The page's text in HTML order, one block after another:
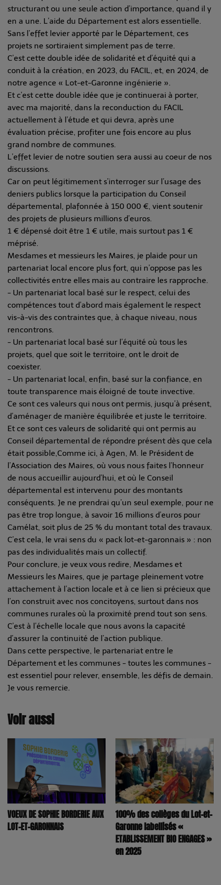
structurant ou une seule action d’importance, quand il y
en a une. L’aide du Département est alors essentielle.
Sans l’effet levier apporté par le Département, ces
projets ne sortiraient simplement pas de terre.
C’est cette double idée de solidarité et d’équité qui a
conduit à la création, en 2023, du FACIL, et, en 2024, de
notre agence « Lot-et-Garonne ingénierie ».
Et c’est cette double idée que je continuerai à porter,
avec ma majorité, dans la reconduction du FACIL
actuellement à l’étude et qui devra, après une
évaluation précise, profiter une fois encore au plus
grand nombre de communes.
L’effet levier de notre soutien sera aussi au coeur de nos
discussions.
Car on peut légitimement s’interroger sur l’usage des
deniers publics lorsque la participation du Conseil
départemental, plafonnée à 150 000 €, vient soutenir
des projets de plusieurs millions d’euros.
1 € dépensé doit être 1 € utile, mais surtout pas 1 €
méprisé.
Mesdames et messieurs les Maires, je plaide pour un
partenariat local encore plus fort, qui n’oppose pas les
collectivités entre elles mais au contraire les rapproche.
- Un partenariat local basé sur le respect, celui des
compétences tout d’abord mais également le respect
vis-à-vis des contraintes que, à chaque niveau, nous
rencontrons.
- Un partenariat local basé sur l’équité où tous les
projets, quel que soit le territoire, ont le droit de
coexister.
- Un partenariat local, enfin, basé sur la confiance, en
toute transparence mais éloigné de toute invective.
Ce sont ces valeurs qui nous ont permis, jusqu’à présent,
d’aménager de manière équilibrée et juste le territoire.
Et ce sont ces valeurs de solidarité qui ont permis au
Conseil départemental de répondre présent dès que cela
était possible,Comme ici, à Agen, M. le Président de
l’Association des Maires, où vous nous faites l’honneur
de nous accueillir aujourd’hui, et où le Conseil
départemental est intervenu pour des montants
conséquents. Je ne prendrai qu’un seul exemple, pour ne
pas être trop longue, à savoir 16 millions d’euros pour
Camélat, soit plus de 25 % du montant total des travaux.
C’est cela, le vrai sens du « pack lot-et-garonnais » : non
pas des individualités mais un collectif.
Pour conclure, je veux vous redire, Mesdames et
Messieurs les Maires, que je partage pleinement votre
attachement à l’action locale et à ce lien si précieux que
l’on construit avec nos concitoyens, surtout dans nos
communes rurales où la proximité prend tout son sens.
C’est à l’échelle locale que nous avons la capacité
d’assurer la continuité de l’action publique.
Dans cette perspective, le partenariat entre le
Département et les communes - toutes les communes -
est essentiel pour relever, ensemble, les défis de demain.
Je vous remercie.
Voir aussi
VOEUX DE SOPHIE BORDERIE AUX
LOT-ET-GARONNAIS
100% des collèges du Lot-et-
Garonne labellisés «
ETABLISSEMENT BIO ENGAGES »
en 2025